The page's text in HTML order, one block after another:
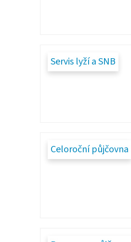
Servis lyží a SNB
Celoroční půjčovna